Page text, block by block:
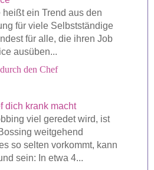
ein Trend aus den
für viele Selbstständige
für alle, die ihren Job
ausüben...
den Chef
viel geredet wird, ist
weitgehend
so selten vorkommt, kann
sein: In etwa 4...